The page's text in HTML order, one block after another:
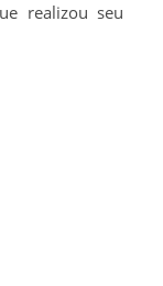
realizou seu